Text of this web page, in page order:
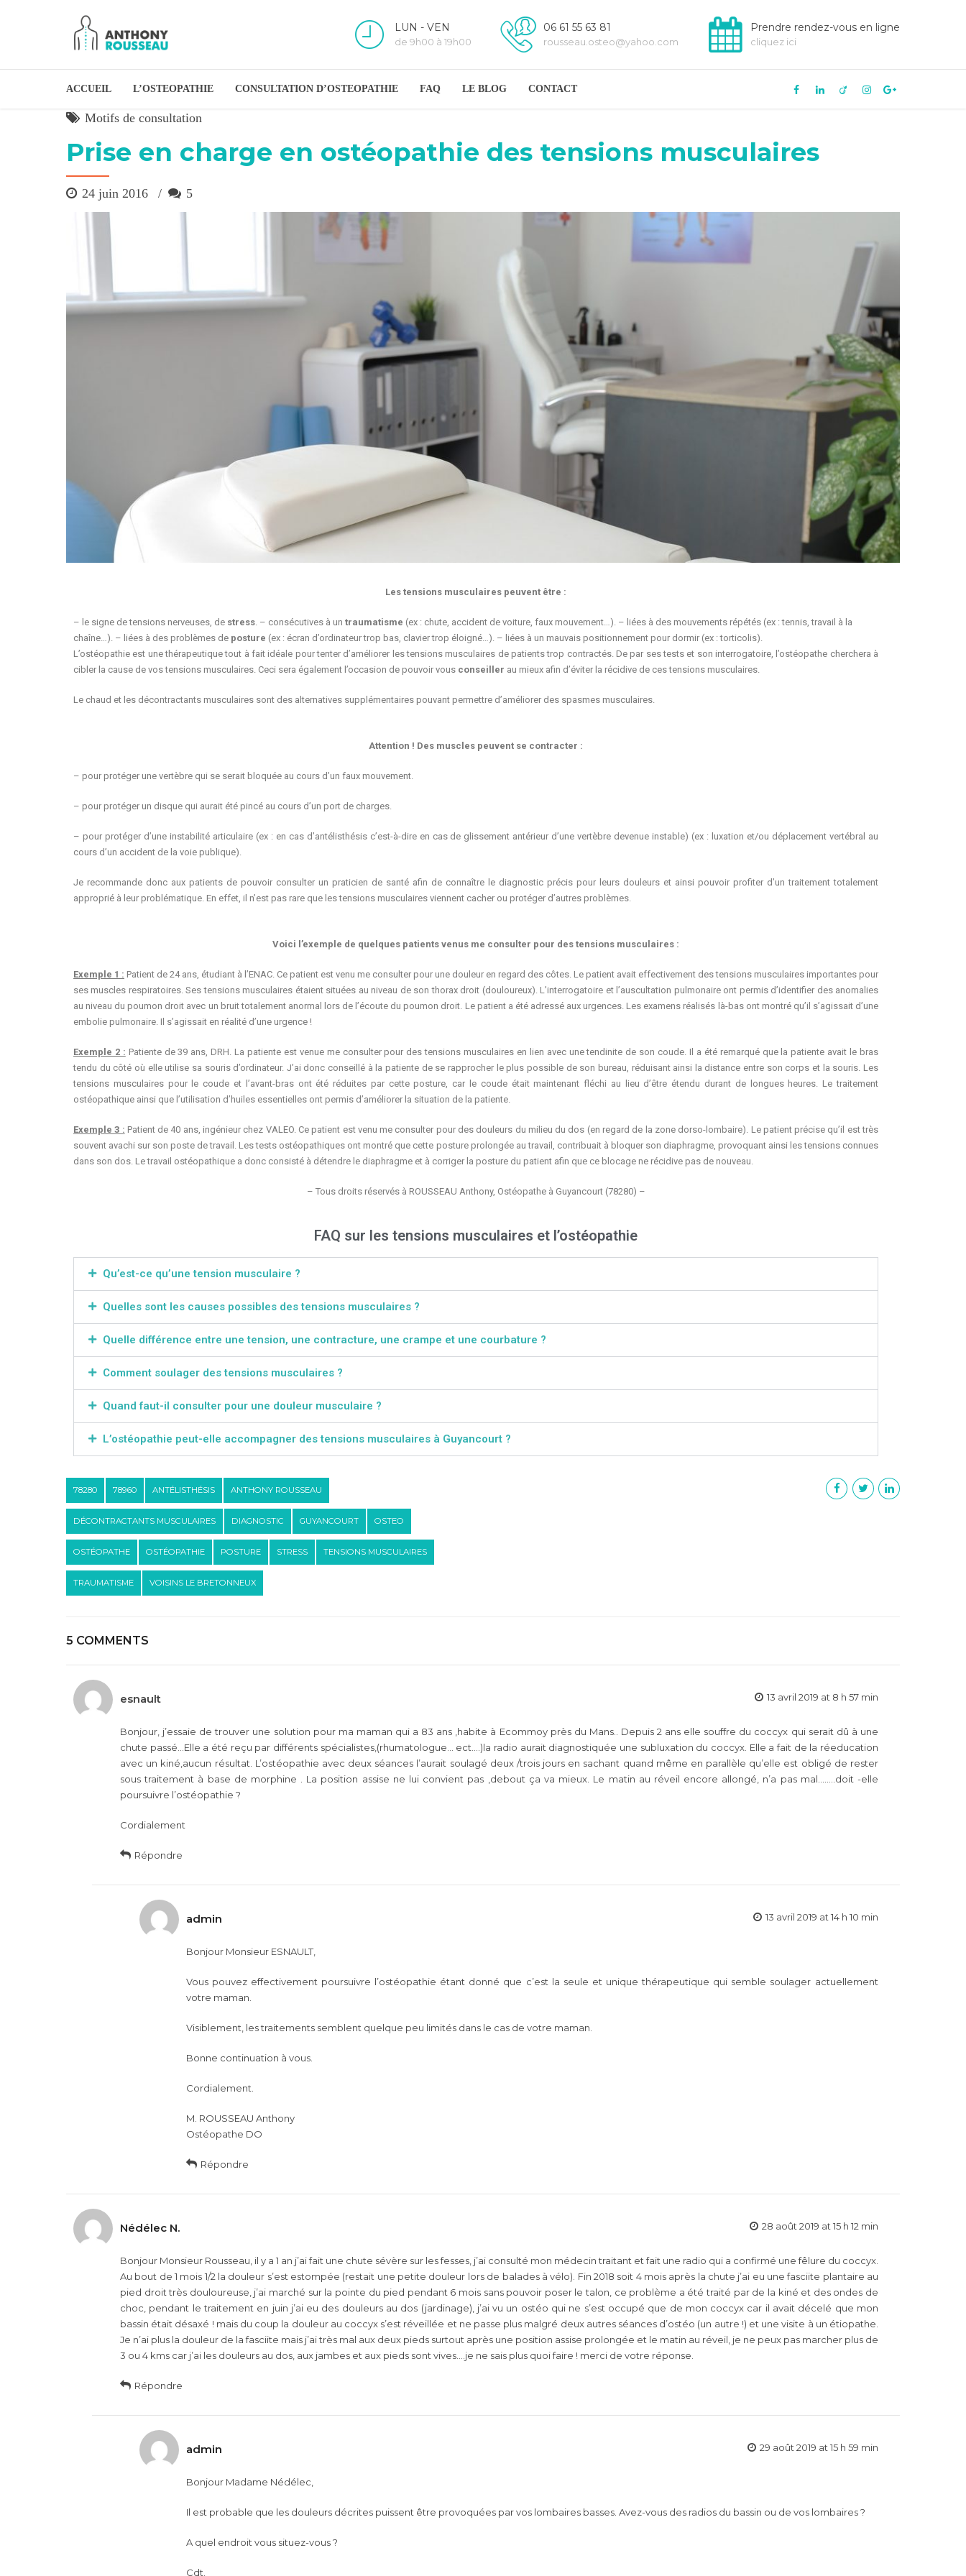
LUN - VEN
de 9h00 à 19h00
06 61 55 63 81
rousseau.osteo@yahoo.com
Prendre rendez-vous en ligne
cliquez ici
ACCUEIL L’OSTEOPATHIE CONSULTATION D’OSTEOPATHIE FAQ LE BLOG CONTACT
Motifs de consultation
Prise en charge en ostéopathie des tensions musculaires
24 juin 2016 5
Les tensions musculaires peuvent être :
– le signe de tensions nerveuses, de stress. – consécutives à un traumatisme (ex : chute, accident de voiture, faux mouvement…). – liées à des mouvements répétés (ex : tennis, travail à la
chaîne…). – liées à des problèmes de posture (ex : écran d’ordinateur trop bas, clavier trop éloigné…). – liées à un mauvais positionnement pour dormir (ex : torticolis).
L’ostéopathie est une thérapeutique tout à fait idéale pour tenter d’améliorer les tensions musculaires de patients trop contractés. De par ses tests et son interrogatoire, l’ostéopathe cherchera à
cibler la cause de vos tensions musculaires. Ceci sera également l’occasion de pouvoir vous conseiller au mieux afin d’éviter la récidive de ces tensions musculaires.
Le chaud et les décontractants musculaires sont des alternatives supplémentaires pouvant permettre d’améliorer des spasmes musculaires.
Attention ! Des muscles peuvent se contracter :
– pour protéger une vertèbre qui se serait bloquée au cours d’un faux mouvement.
– pour protéger un disque qui aurait été pincé au cours d’un port de charges.
– pour protéger d’une instabilité articulaire (ex : en cas d’antélisthésis c’est-à-dire en cas de glissement antérieur d’une vertèbre devenue instable) (ex : luxation et/ou déplacement vertébral au
cours d’un accident de la voie publique).
Je recommande donc aux patients de pouvoir consulter un praticien de santé afin de connaître le diagnostic précis pour leurs douleurs et ainsi pouvoir profiter d’un traitement totalement
approprié à leur problématique. En effet, il n’est pas rare que les tensions musculaires viennent cacher ou protéger d’autres problèmes.
Voici l’exemple de quelques patients venus me consulter pour des tensions musculaires :
Exemple 1 : Patient de 24 ans, étudiant à l’ENAC. Ce patient est venu me consulter pour une douleur en regard des côtes. Le patient avait effectivement des tensions musculaires importantes pour
ses muscles respiratoires. Ses tensions musculaires étaient situées au niveau de son thorax droit (douloureux). L’interrogatoire et l’auscultation pulmonaire ont permis d’identifier des anomalies
au niveau du poumon droit avec un bruit totalement anormal lors de l’écoute du poumon droit. Le patient a été adressé aux urgences. Les examens réalisés là-bas ont montré qu’il s’agissait d’une
embolie pulmonaire. Il s’agissait en réalité d’une urgence !
Exemple 2 : Patiente de 39 ans, DRH. La patiente est venue me consulter pour des tensions musculaires en lien avec une tendinite de son coude. Il a été remarqué que la patiente avait le bras
tendu du côté où elle utilise sa souris d’ordinateur. J’ai donc conseillé à la patiente de se rapprocher le plus possible de son bureau, réduisant ainsi la distance entre son corps et la souris. Les
tensions musculaires pour le coude et l’avant-bras ont été réduites par cette posture, car le coude était maintenant fléchi au lieu d’être étendu durant de longues heures. Le traitement
ostéopathique ainsi que l’utilisation d’huiles essentielles ont permis d’améliorer la situation de la patiente.
Exemple 3 : Patient de 40 ans, ingénieur chez VALEO. Ce patient est venu me consulter pour des douleurs du milieu du dos (en regard de la zone dorso-lombaire). Le patient précise qu’il est très
souvent avachi sur son poste de travail. Les tests ostéopathiques ont montré que cette posture prolongée au travail, contribuait à bloquer son diaphragme, provoquant ainsi les tensions connues
dans son dos. Le travail ostéopathique a donc consisté à détendre le diaphragme et à corriger la posture du patient afin que ce blocage ne récidive pas de nouveau.
– Tous droits réservés à ROUSSEAU Anthony, Ostéopathe à Guyancourt (78280) –
FAQ sur les tensions musculaires et l’ostéopathie
Qu’est-ce qu’une tension musculaire ?
Quelles sont les causes possibles des tensions musculaires ?
Quelle différence entre une tension, une contracture, une crampe et une courbature ?
Comment soulager des tensions musculaires ?
Quand faut-il consulter pour une douleur musculaire ?
L’ostéopathie peut-elle accompagner des tensions musculaires à Guyancourt ?
78280 78960 ANTÉLISTHÉSIS ANTHONY ROUSSEAU
DÉCONTRACTANTS MUSCULAIRES DIAGNOSTIC GUYANCOURT OSTEO
OSTÉOPATHE OSTÉOPATHIE POSTURE STRESS TENSIONS MUSCULAIRES
TRAUMATISME VOISINS LE BRETONNEUX
5 COMMENTS
esnault 13 avril 2019 at 8 h 57 min
Bonjour, j’essaie de trouver une solution pour ma maman qui a 83 ans ,habite à Ecommoy près du Mans.. Depuis 2 ans elle souffre du coccyx qui serait dû à une
chute passé…Elle a été reçu par différents spécialistes,(rhumatologue… ect….)la radio aurait diagnostiquée une subluxation du coccyx. Elle a fait de la réeducation
avec un kiné,aucun résultat. L’ostéopathie avec deux séances l’aurait soulagé deux /trois jours en sachant quand même en parallèle qu’elle est obligé de rester
sous traitement à base de morphine . La position assise ne lui convient pas ,debout ça va mieux. Le matin au réveil encore allongé, n’a pas mal……..doit -elle
poursuivre l’ostéopathie ?
Cordialement
Répondre
admin 13 avril 2019 at 14 h 10 min
Bonjour Monsieur ESNAULT,
Vous pouvez effectivement poursuivre l’ostéopathie étant donné que c’est la seule et unique thérapeutique qui semble soulager actuellement
votre maman.
Visiblement, les traitements semblent quelque peu limités dans le cas de votre maman.
Bonne continuation à vous.
Cordialement.
M. ROUSSEAU Anthony
Ostéopathe DO
Répondre
Nédélec N. 28 août 2019 at 15 h 12 min
Bonjour Monsieur Rousseau, il y a 1 an j’ai fait une chute sévère sur les fesses, j’ai consulté mon médecin traitant et fait une radio qui a confirmé une fêlure du coccyx.
Au bout de 1 mois 1/2 la douleur s’est estompée (restait une petite douleur lors de balades à vélo). Fin 2018 soit 4 mois après la chute j’ai eu une fasciite plantaire au
pied droit très douloureuse, j’ai marché sur la pointe du pied pendant 6 mois sans pouvoir poser le talon, ce problème a été traité par de la kiné et des ondes de
choc, pendant le traitement en juin j’ai eu des douleurs au dos (jardinage), j’ai vu un ostéo qui ne s’est occupé que de mon coccyx car il avait décelé que mon
bassin était désaxé ! mais du coup la douleur au coccyx s’est réveillée et ne passe plus malgré deux autres séances d’ostéo (un autre !) et une visite à un étiopathe.
Je n’ai plus la douleur de la fasciite mais j’ai très mal aux deux pieds surtout après une position assise prolongée et le matin au réveil, je ne peux pas marcher plus de
3 ou 4 kms car j’ai les douleurs au dos, aux jambes et aux pieds sont vives….je ne sais plus quoi faire ! merci de votre réponse.
Répondre
admin 29 août 2019 at 15 h 59 min
Bonjour Madame Nédélec,
Il est probable que les douleurs décrites puissent être provoquées par vos lombaires basses. Avez-vous des radios du bassin ou de vos lombaires ?
A quel endroit vous situez-vous ?
Cdt.